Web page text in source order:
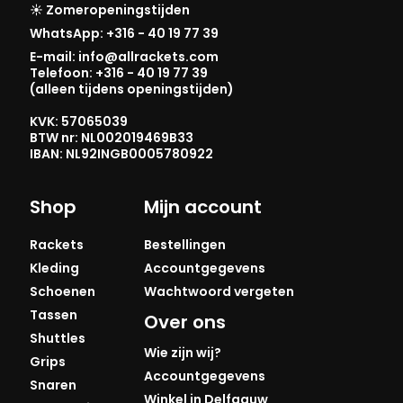
☀️ Zomeropeningstijden
WhatsApp: +316 - 40 19 77 39
E-mail: info@allrackets.com
Telefoon: +316 - 40 19 77 39
(alleen tijdens openingstijden)
KVK: 57065039
BTW nr: NL002019469B33
IBAN: NL92INGB0005780922
Shop
Rackets
Kleding
Schoenen
Tassen
Shuttles
Grips
Snaren
Mijn account
Bestellingen
Accountgegevens
Wachtwoord vergeten
Over ons
Wie zijn wij?
Accountgegevens
Winkel in Delfgauw